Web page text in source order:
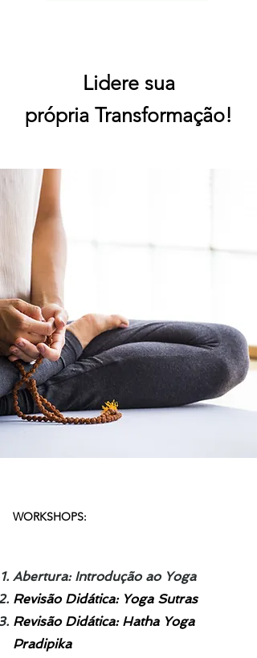
Lidere sua
própria Transformação!
WORKSHOPS:
Abertura: Introdução ao Yoga
Revisão Didática: Yoga Sutras
Revisão Didática: Hatha Yoga
Pradipika